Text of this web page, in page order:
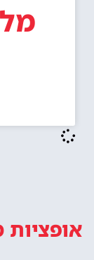
אופציות